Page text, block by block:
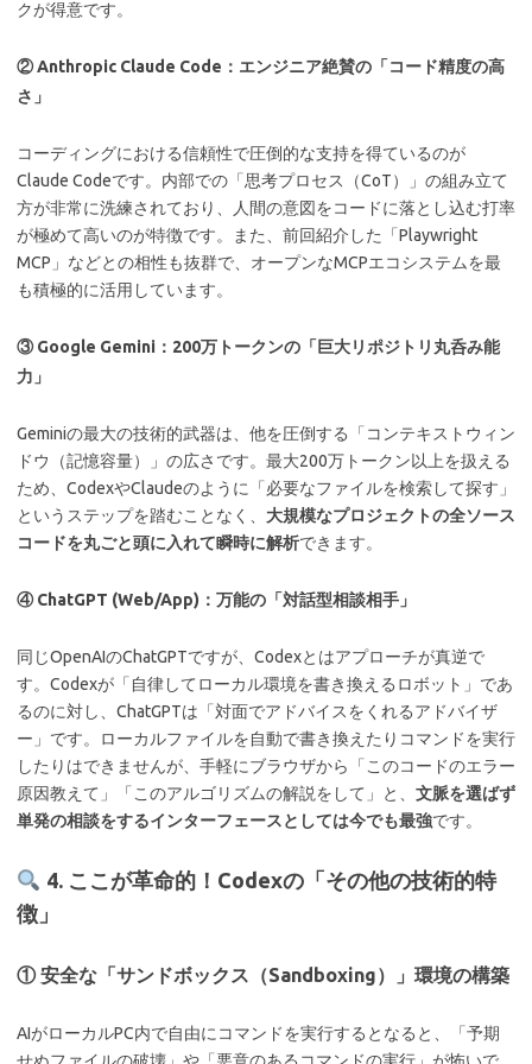
クが得意です。
② Anthropic Claude Code：エンジニア絶賛の「コード精度の高
さ」
コーディングにおける信頼性で圧倒的な支持を得ているのが
Claude Codeです。内部での「思考プロセス（CoT）」の組み立て
方が非常に洗練されており、人間の意図をコードに落とし込む打率
が極めて高いのが特徴です。
また、前回紹介した「Playwright
MCP」などとの相性も抜群で、オープンなMCPエコシステムを最
も積極的に活用しています。
③ Google Gemini：200万トークンの「巨大リポジトリ丸呑み能
力」
Geminiの最大の技術的武器は、他を圧倒する「コンテキストウィン
ドウ（記憶容量）」の広さです。最大200万トークン以上を扱える
ため、CodexやClaudeのように「必要なファイルを検索して探す」
というステップを踏むことなく、 大規模なプロジェクトの全ソース
コードを丸ごと頭に入れて瞬時に解析できます。
④ ChatGPT (Web/App)：万能の「対話型相談相手」
同じOpenAIのChatGPTですが、Codexとはアプローチが真逆で
す。 Codexが「自律してローカル環境を書き換えるロボット」であ
るのに対し、 ChatGPTは「対面でアドバイスをくれるアドバイザ
ー」です。ローカルファイルを自動で書き換えたりコマンドを実行
したりはできませんが、手軽にブラウザから「このコードのエラー
原因教えて」「このアルゴリズムの解説をして」と、 文脈を選ばず
単発の相談をするインターフェースとしては今でも最強です。
4. ここが革命的！Codexの「その他の技術的特
徴」
① 安全な「サンドボックス（Sandboxing）」環境の構築
AIがローカルPC内で自由にコマンドを実行するとなると、「予期